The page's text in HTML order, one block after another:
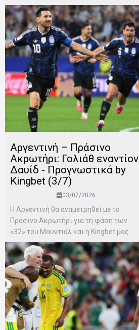
Αργεντινή – Πράσινο
Ακρωτήρι: Γολιάθ εναντίον
Δαυίδ - Προγνωστικά by
Kingbet (3/7)
03/07/2026
Η Αργεντινή θα αναμετρηθεί με το
Πράσινο Ακρωτήρι για τη φάση των
«32» του Μουντιάλ και η Kingbet μας...